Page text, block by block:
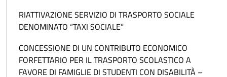
RIATTIVAZIONE SERVIZIO DI TRASPORTO SOCIALE
DENOMINATO “TAXI SOCIALE”
CONCESSIONE DI UN CONTRIBUTO ECONOMICO
FORFETTARIO PER IL TRASPORTO SCOLASTICO A
FAVORE DI FAMIGLIE DI STUDENTI CON DISABILITÀ –